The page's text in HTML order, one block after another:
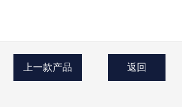
上一款产品 返回